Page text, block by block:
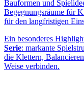
Bauformen und
Begegnungsräume für
für den langfristigen
Ein besonderes
Serie: markante
die Klettern,
Weise verbinden.